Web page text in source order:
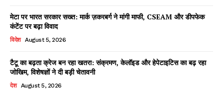
Facebook
X WhatsApp
Share
मेटा पर भारत सरकार सख्त: मार्क ज़करबर्ग ने मांगी माफी, CSEAM और डीपफेक
कंटेंट पर बढ़ा विवाद
विदेश August 5, 2026
टैटू का बढ़ता क्रेज बन रहा खतरा: संक्रमण, केलॉइड और हेपेटाइटिस का बढ़ रहा
जोखिम, विशेषज्ञों ने दी बड़ी चेतावनी
देश August 5, 2026